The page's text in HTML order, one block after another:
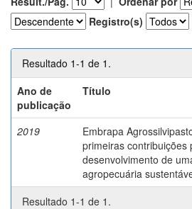
Registro(s)
Resultado 1-1 de 1.
Ano de
publicação
Título
2019
Embrapa
primeiras contribuições
desenvolvimento de
agropecuária
Resultado 1-1 de 1.